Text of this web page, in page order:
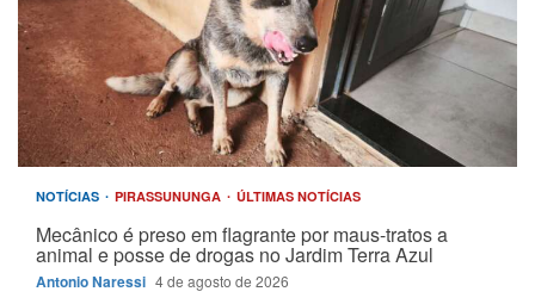
NOTÍCIAS PIRASSUNUNGA ÚLTIMAS NOTÍCIAS
Mecânico é preso em flagrante por maus-tratos a
animal e posse de drogas no Jardim Terra Azul
Antonio Naressi 4 de agosto de 2026